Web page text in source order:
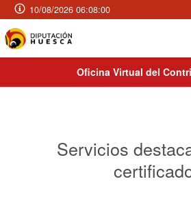
10/08/2026 06:08:01
Oficina Virtual del
Servicios destacados sin